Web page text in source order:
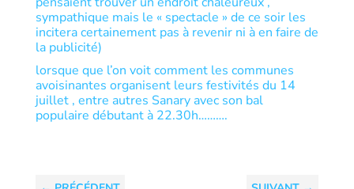
sympathique mais le « spectacle » de ce soir les
incitera certainement pas à revenir ni à en faire de
la publicité)
lorsque que l’on voit comment les communes
avoisinantes organisent leurs festivités du 14
juillet , entre autres Sanary avec son bal
populaire débutant à 22.30h……….